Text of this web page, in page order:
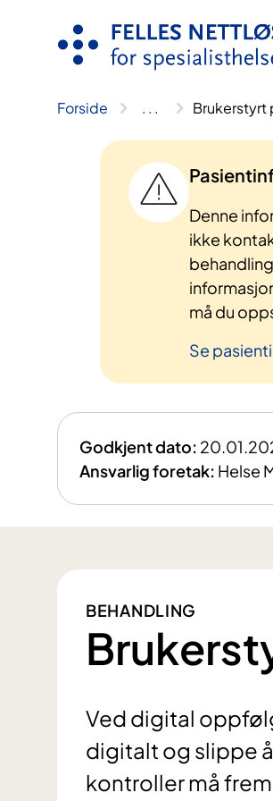
Forside .. . Brukerstyrt
Denne
ikke
må du
Se
Godkjent dato:
Ansvarlig foretak: Helse
BEHANDLING
Ved digital
digitalt og slippe
kontroller må